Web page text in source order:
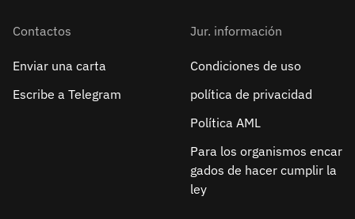
Contactos
Enviar una carta
Escribe a Telegram
Jur. información
Condiciones de uso
política de privacidad
Política AML
Para los organismos encar
gados de hacer cumplir la
ley